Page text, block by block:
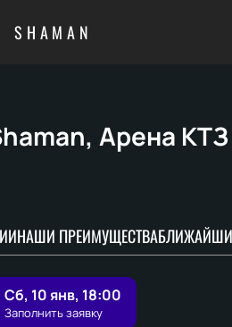
SHAMAN
Арена КТЗ
НАШИ ПРЕИМУЩЕСТВА